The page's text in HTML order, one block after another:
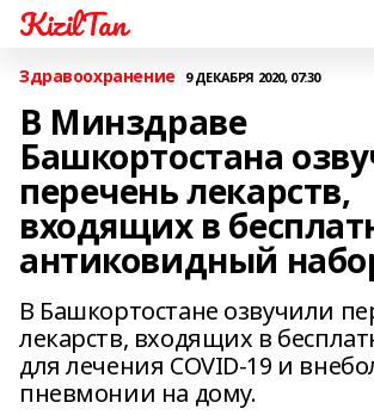
KizilTan
Здравоохранение 9 ДЕКАБРЯ 2020, 07:30
В Минздраве
Башкортостана
перечень лекарств,
входящих в
антиковидный
В Башкортостане озвучили
лекарств, входящих в
для лечения COVID-19 и
пневмонии на дому.